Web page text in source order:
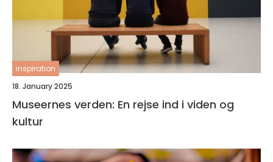
inspiration
18. January 2025
Museernes verden: En rejse ind i viden og
kultur